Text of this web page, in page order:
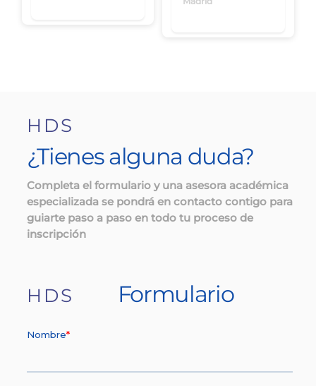
HDS
¿Tienes alguna duda?
Completa el formulario y una asesora académica
especializada se pondrá en contacto contigo para
guiarte paso a paso en todo tu proceso de
inscripción
HDS Formulario